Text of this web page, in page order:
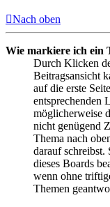
Nach oben
Wie markiere ich ein
Durch Klicken
Beitragsansicht
auf die erste
entsprechenden
möglicherweise
nicht genügend
Thema nach
darauf schreibst.
dieses Boards
wenn ohne
Themen